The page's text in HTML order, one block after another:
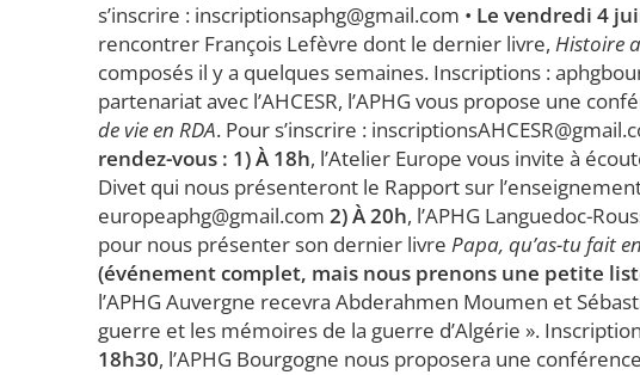
s’inscrire : inscriptionsaphg@gmail.com • Le vendredi 4
rencontrer François Lefèvre dont le dernier livre, Histoire
composés il y a quelques semaines. Inscriptions :
partenariat avec l’AHCESR, l’APHG vous propose une
de vie en RDA. Pour s’inscrire :
rendez-vous : 1) À 18h, l’Atelier Europe vous invite à
Divet qui nous présenteront le Rapport sur
europeaphg@gmail.com 2) À 20h, l’APHG Languedoc-
pour nous présenter son dernier livre Papa, qu’as-tu fait
(événement complet, mais nous prenons une petite
l’APHG Auvergne recevra Abderahmen Moumen et
guerre et les mémoires de la guerre d’Algérie ».
18h30, l’APHG Bourgogne nous proposera une